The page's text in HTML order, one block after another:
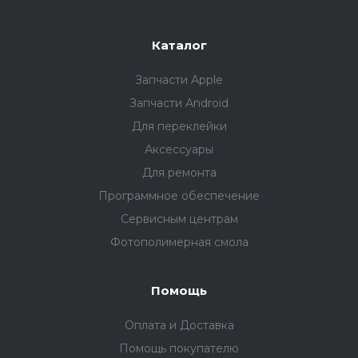
Каталог
Запчасти Apple
Запчасти Android
Для переклейки
Аксессуары
Для ремонта
Программное обеспечение
Сервисным центрам
Фотополимерная смола
Помощь
Оплата и Доставка
Помощь покупателю